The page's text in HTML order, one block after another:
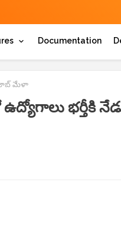
Documentation
జాబ్ మేళా
ఉద్యోగాలు భర్తీకి